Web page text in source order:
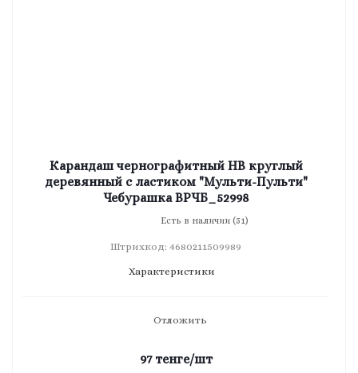
Карандаш чернографитный HB круглый
деревянный с ластиком "Мульти-Пульти"
Чебурашка ВРЧБ_52998
Есть в наличии (51)
Штрихкод: 4680211509989
Характеристики
Отложить
97тенге/шт